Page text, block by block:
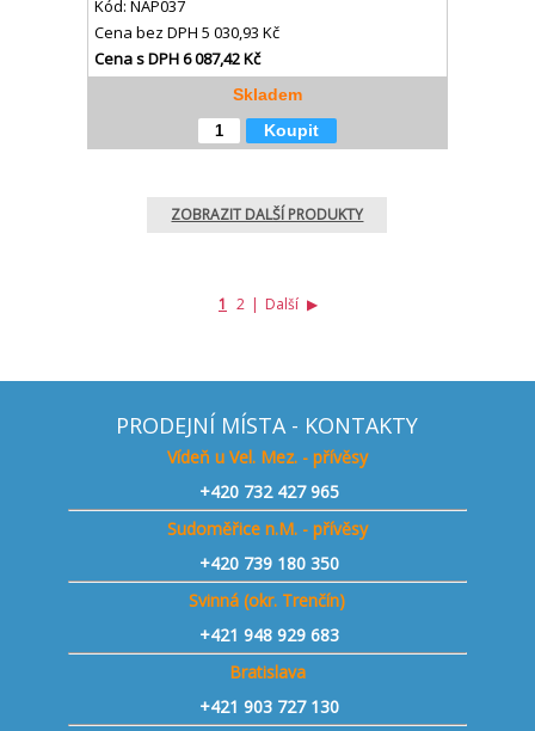
Kód: NAP037
Cena bez DPH 5 030,93 Kč
Cena s DPH6 087,42 Kč
Skladem
Koupit
ZOBRAZIT DALŠÍ PRODUKTY
1 2 | Další ▶
PRODEJNÍ MÍSTA - KONTAKTY
Vídeň u Vel. Mez. - přívěsy
+420 732 427 965
Sudoměřice n.M. - přívěsy
+420 739 180 350
Svinná (okr. Trenčín)
+421948 929 683
Bratislava
+421 903 727 130